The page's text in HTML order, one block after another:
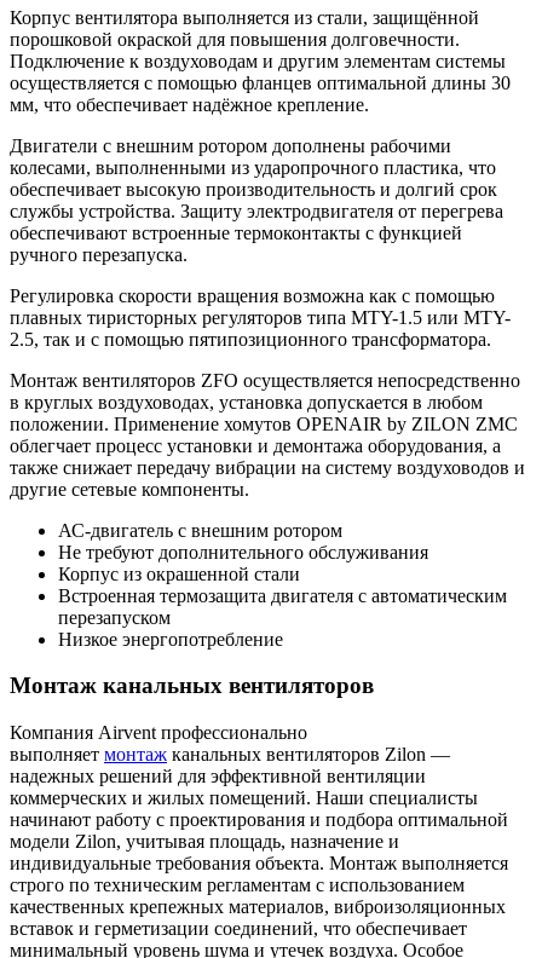
Корпус вентилятора выполняется из стали, защищённой
порошковой окраской для повышения долговечности.
Подключение к воздуховодам и другим элементам системы
осуществляется с помощью фланцев оптимальной длины 30
мм, что обеспечивает надёжное крепление.
Двигатели с внешним ротором дополнены рабочими
колесами, выполненными из ударопрочного пластика, что
обеспечивает высокую производительность и долгий срок
службы устройства. Защиту электродвигателя от перегрева
обеспечивают встроенные термоконтакты с функцией
ручного перезапуска.
Регулировка скорости вращения возможна как с помощью
плавных тиристорных регуляторов типа MTY-1.5 или MTY-
2.5, так и с помощью пятипозиционного трансформатора.
Монтаж вентиляторов ZFO осуществляется непосредственно
в круглых воздуховодах, установка допускается в любом
положении. Применение хомутов OPENAIR by ZILON ZMC
облегчает процесс установки и демонтажа оборудования, а
также снижает передачу вибрации на систему воздуховодов и
другие сетевые компоненты.
АС-двигатель с внешним ротором
Не требуют дополнительного обслуживания
Корпус из окрашенной стали
Встроенная термозащита двигателя с автоматическим
перезапуском
Низкое энергопотребление
Монтаж канальных вентиляторов
Компания Airvent профессионально
выполняет монтаж канальных вентиляторов Zilon —
надежных решений для эффективной вентиляции
коммерческих и жилых помещений. Наши специалисты
начинают работу с проектирования и подбора оптимальной
модели Zilon, учитывая площадь, назначение и
индивидуальные требования объекта. Монтаж выполняется
строго по техническим регламентам с использованием
качественных крепежных материалов, виброизоляционных
вставок и герметизации соединений, что обеспечивает
минимальный уровень шума и утечек воздуха. Особое